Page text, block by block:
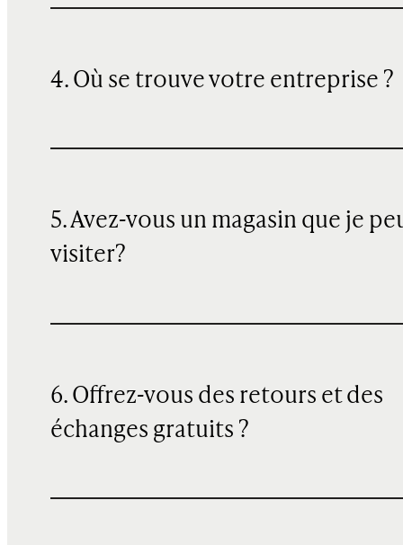
4. Où se trouve votre entreprise ?
5. Avez-vous un magasin que je
visiter?
6. Offrez-vous des retours et des
échanges gratuits ?